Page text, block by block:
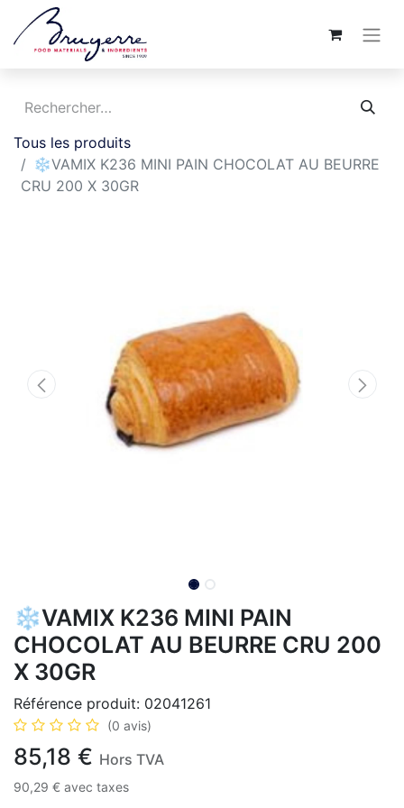
Tous les produits
❄️VAMIX K236 MINI PAIN CHOCOLAT AU BEURRE
CRU 200 X 30GR
❄️VAMIX K236 MINI PAIN
CHOCOLAT AU BEURRE CRU 200
X 30GR
Référence produit: 02041261
(0 avis)
85,18 € Hors TVA
90,29 € avec taxes